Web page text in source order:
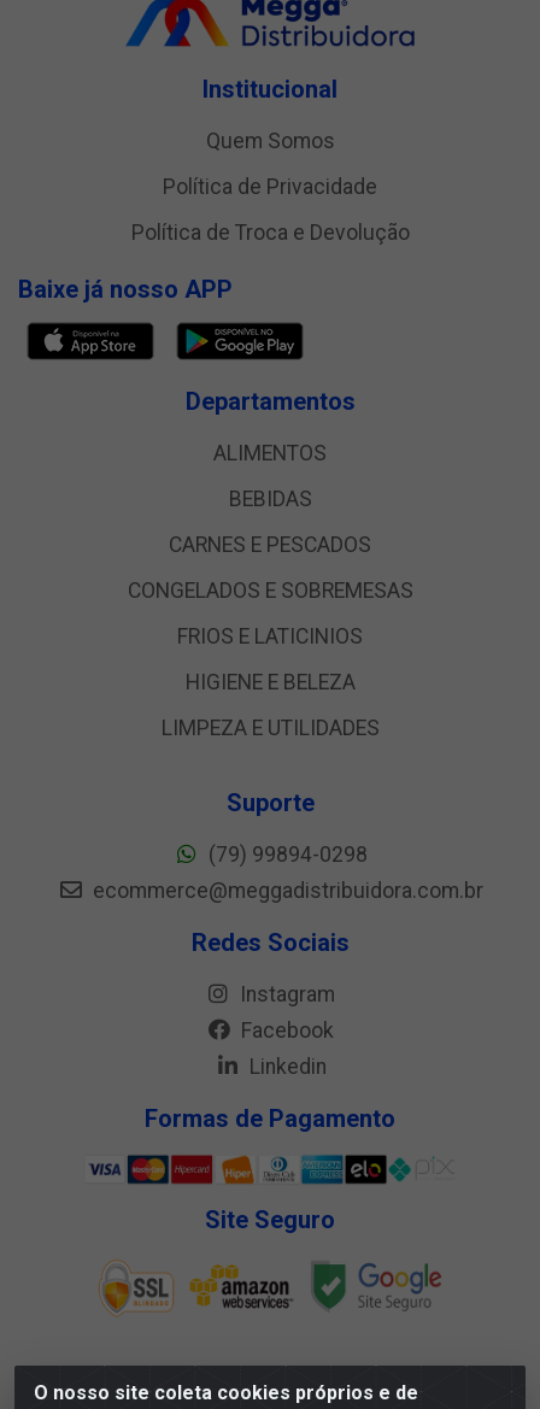
O nosso site coleta cookies próprios e de
Institucional
Quem Somos
Política de Privacidade
Política de Troca e Devolução
Baixe já nosso APP
Departamentos
ALIMENTOS
BEBIDAS
CARNES E PESCADOS
CONGELADOS E SOBREMESAS
FRIOS E LATICINIOS
HIGIENE E BELEZA
LIMPEZA E UTILIDADES
Suporte
(79) 99894-0298
ecommerce@meggadistribuidora.com.br
Redes Sociais
Instagram
Facebook
Linkedin
Formas de Pagamento
Site Seguro